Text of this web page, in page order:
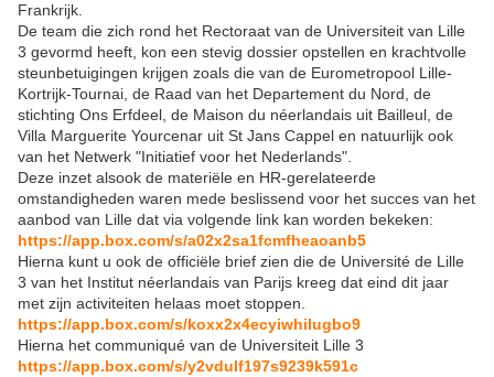
Frankrijk.
De team die zich rond het Rectoraat van de Universiteit van Lille
3 gevormd heeft, kon een stevig dossier opstellen en krachtvolle
steunbetuigingen krijgen zoals die van de Eurometropool Lille-
Kortrijk-Tournai, de Raad van het Departement du Nord, de
stichting Ons Erfdeel, de Maison du néerlandais uit Bailleul, de
Villa Marguerite Yourcenar uit St Jans Cappel en natuurlijk ook
van het Netwerk "Initiatief voor het Nederlands".
Deze inzet alsook de materiële en HR-gerelateerde
omstandigheden waren mede beslissend voor het succes van het
aanbod van Lille dat via volgende link kan worden bekeken:
https://app.box.com/s/a02x2sa1fcmfheaoanb5
Hierna kunt u ook de officiële brief zien die de Université de Lille
3 van het Institut néerlandais van Parijs kreeg dat eind dit jaar
met zijn activiteiten helaas moet stoppen.
https://app.box.com/s/koxx2x4ecyiwhilugbo9
Hierna het communiqué van de Universiteit Lille 3
https://app.box.com/s/y2vdulf197s9239k591c